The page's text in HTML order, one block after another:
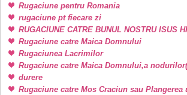
Rugaciune pentru Romania
rugaciune pt fiecare zi
RUGACIUNE CATRE BUNUL NOSTRU ISUS
Rugaciune catre Maica Domnului
Rugaciunea Lacrimilor
Rugaciune catre Maica Domnului,a
durere
Rugaciune catre Mos Craciun sau